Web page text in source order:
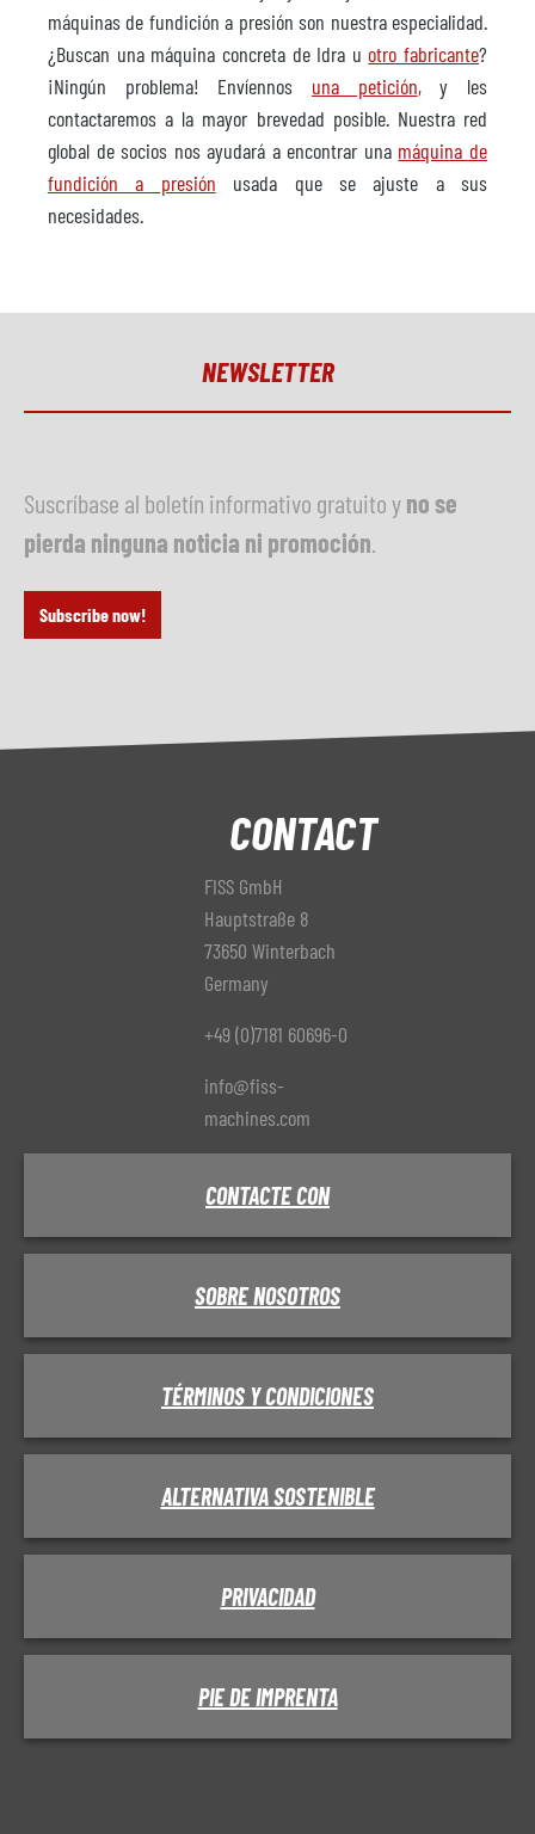
máquinas de fundición a presión son nuestra especialidad.
¿Buscan una máquina concreta de Idra u otro fabricante?
¡Ningún problema! Envíennos una petición, y les
contactaremos a la mayor brevedad posible. Nuestra red
global de socios nos ayudará a encontrar una máquina de
fundición a presión usada que se ajuste a sus
necesidades.
NEWSLETTER
Suscríbase al boletín informativo gratuito yno se
pierda ninguna noticia ni promoción
Subscribe now!
CONTACT
FISS GmbH
Hauptstraße 8
73650 Winterbach
Germany
+49 (0)7181 60696-0
info@fiss-
machines.com
CONTACTE CON
SOBRE NOSOTROS
TÉRMINOS Y CONDICIONES
ALTERNATIVA SOSTENIBLE
PRIVACIDAD
PIE DE IMPRENTA